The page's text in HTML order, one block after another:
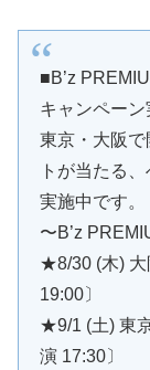
■B’z
キャンペーン
東京・大阪で
トが当たる
実施中です。
〜B’z
★8/30 (木) 大
19:00〕
★9/1 (土) 東
演 17:30〕